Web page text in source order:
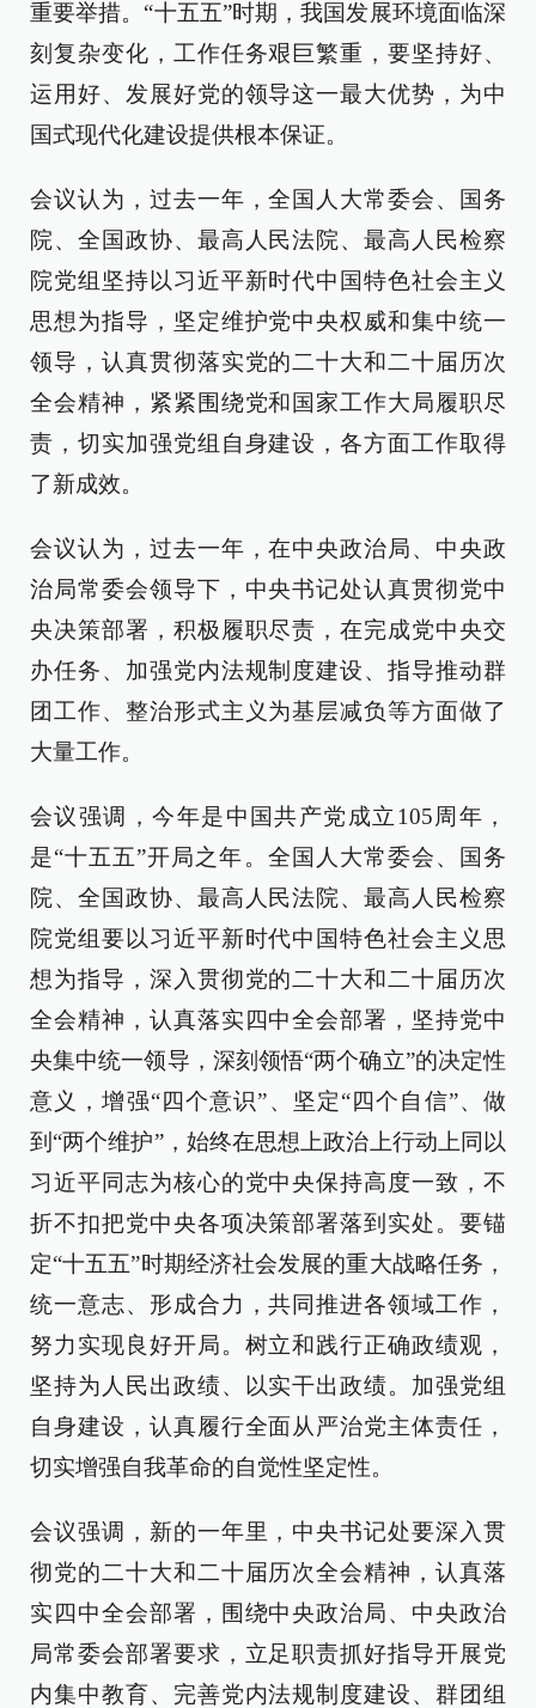
重要举措。“十五五”时期，我国发展环境面临深
刻复杂变化，工作任务艰巨繁重，要坚持好、
运用好、发展好党的领导这一最大优势，为中
国式现代化建设提供根本保证。
会议认为，过去一年，全国人大常委会、国务
院、全国政协、最高人民法院、最高人民检察
院党组坚持以习近平新时代中国特色社会主义
思想为指导，坚定维护党中央权威和集中统一
领导，认真贯彻落实党的二十大和二十届历次
全会精神，紧紧围绕党和国家工作大局履职尽
责，切实加强党组自身建设，各方面工作取得
了新成效。
会议认为，过去一年，在中央政治局、中央政
治局常委会领导下，中央书记处认真贯彻党中
央决策部署，积极履职尽责，在完成党中央交
办任务、加强党内法规制度建设、指导推动群
团工作、整治形式主义为基层减负等方面做了
大量工作。
会议强调，今年是中国共产党成立105周年，
是“十五五”开局之年。全国人大常委会、国务
院、全国政协、最高人民法院、最高人民检察
院党组要以习近平新时代中国特色社会主义思
想为指导，深入贯彻党的二十大和二十届历次
全会精神，认真落实四中全会部署，坚持党中
央集中统一领导，深刻领悟“两个确立”的决定性
意义，增强“四个意识”、坚定“四个自信”、做
到“两个维护”，始终在思想上政治上行动上同以
习近平同志为核心的党中央保持高度一致，不
折不扣把党中央各项决策部署落到实处。要锚
定“十五五”时期经济社会发展的重大战略任务，
统一意志、形成合力，共同推进各领域工作，
努力实现良好开局。树立和践行正确政绩观，
坚持为人民出政绩、以实干出政绩。加强党组
自身建设，认真履行全面从严治党主体责任，
切实增强自我革命的自觉性坚定性。
会议强调，新的一年里，中央书记处要深入贯
彻党的二十大和二十届历次全会精神，认真落
实四中全会部署，围绕中央政治局、中央政治
局常委会部署要求，立足职责抓好指导开展党
内集中教育、完善党内法规制度建设、群团组